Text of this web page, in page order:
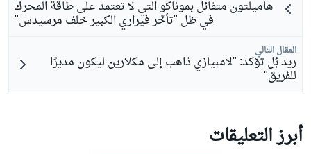
هاميلتون متفائل بموناكو التي لا تعتمد على طاقة المحرك
في ظل "تأخّر فيراري الكبير خلف مرسيدس"
المقال التالي
ريد بُل تؤكد: "لامبيازي ذاهب إلى مكلارين ليكون مديرًا
للفريق"
أبرز التعليقات